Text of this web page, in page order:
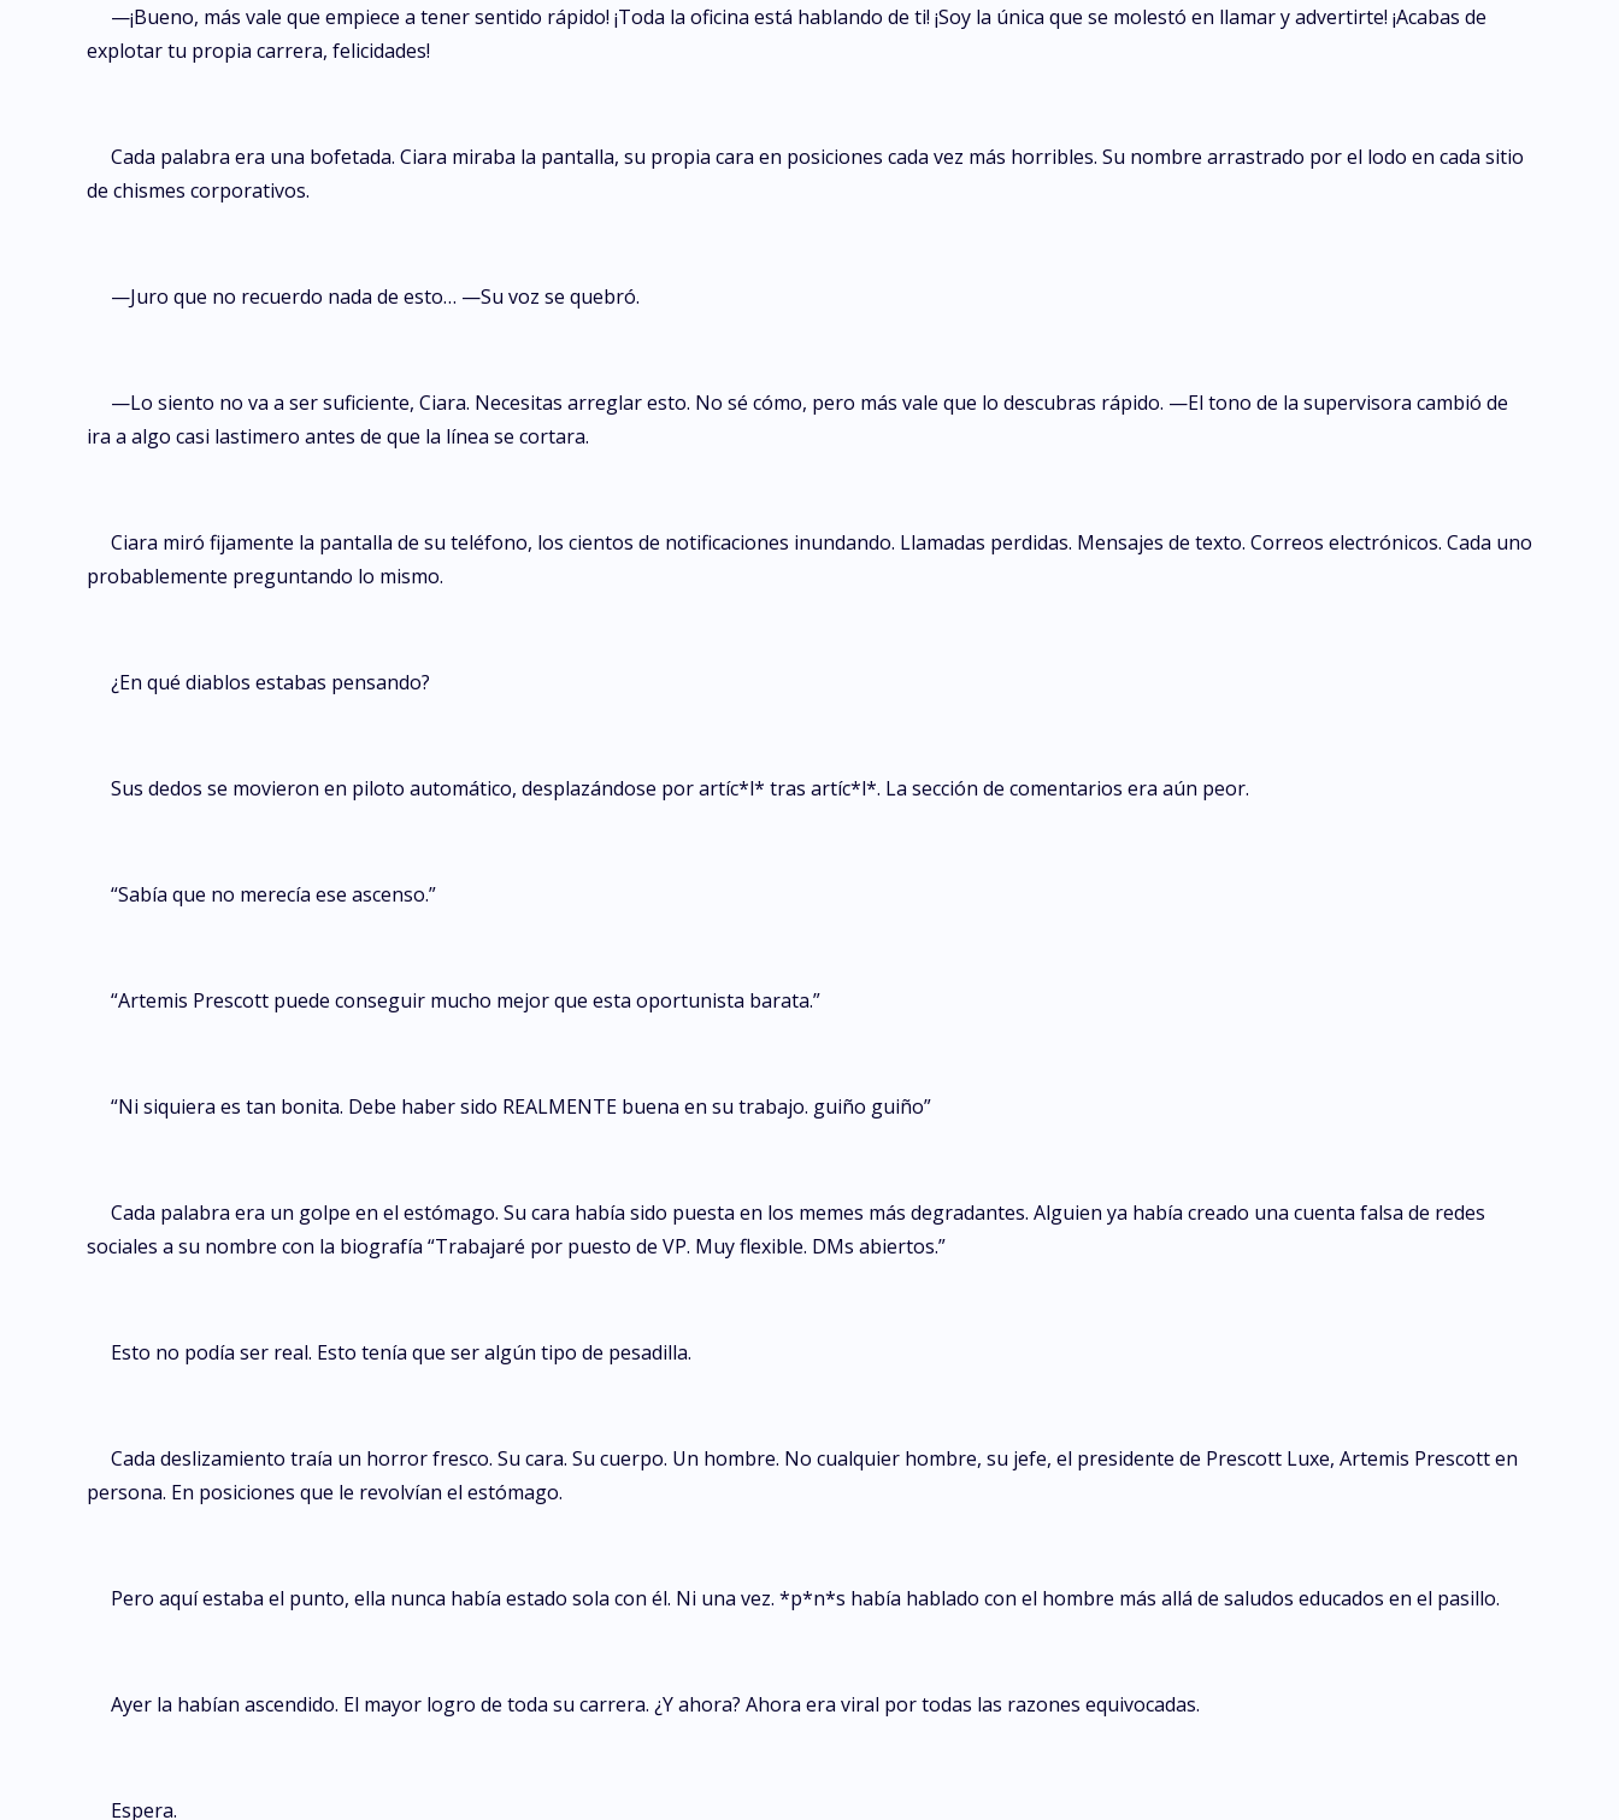
—¡Bueno, más vale que empiece a tener sentido rápido! ¡Toda la oficina está hablando de ti! ¡Soy la única que se molestó en llamar y advertirte! ¡Acabas de
explotar tu propia carrera, felicidades!
Cada palabra era una bofetada. Ciara miraba la pantalla, su propia cara en posiciones cada vez más horribles. Su nombre arrastrado por el lodo en cada sitio
de chismes corporativos.
—Juro que no recuerdo nada de esto… —Su voz se quebró.
—Lo siento no va a ser suficiente, Ciara. Necesitas arreglar esto. No sé cómo, pero más vale que lo descubras rápido. —El tono de la supervisora cambió de
ira a algo casi lastimero antes de que la línea se cortara.
Ciara miró fijamente la pantalla de su teléfono, los cientos de notificaciones inundando. Llamadas perdidas. Mensajes de texto. Correos electrónicos. Cada uno
probablemente preguntando lo mismo.
¿En qué diablos estabas pensando?
Sus dedos se movieron en piloto automático, desplazándose por artíc*l* tras artíc*l*. La sección de comentarios era aún peor.
“Sabía que no merecía ese ascenso.”
“Artemis Prescott puede conseguir mucho mejor que esta oportunista barata.”
“Ni siquiera es tan bonita. Debe haber sido REALMENTE buena en su trabajo. guiño guiño”
Cada palabra era un golpe en el estómago. Su cara había sido puesta en los memes más degradantes. Alguien ya había creado una cuenta falsa de redes
sociales a su nombre con la biografía “Trabajaré por puesto de VP. Muy flexible. DMs abiertos.”
Esto no podía ser real. Esto tenía que ser algún tipo de pesadilla.
Cada deslizamiento traía un horror fresco. Su cara. Su cuerpo. Un hombre. No cualquier hombre, su jefe, el presidente de Prescott Luxe, Artemis Prescott en
persona. En posiciones que le revolvían el estómago.
Pero aquí estaba el punto, ella nunca había estado sola con él. Ni una vez. *p*n*s había hablado con el hombre más allá de saludos educados en el pasillo.
Ayer la habían ascendido. El mayor logro de toda su carrera. ¿Y ahora? Ahora era viral por todas las razones equivocadas.
Espera.